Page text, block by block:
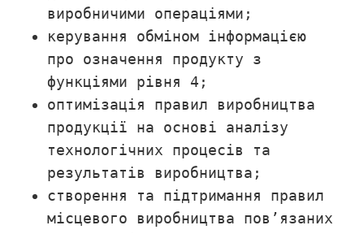
виробничими операціями;
керування обміном інформацією
про означення продукту з
функціями рівня 4;
оптимізація правил виробництва
продукції на основі аналізу
технологічних процесів та
результатів виробництва;
створення та підтримання правил
місцевого виробництва пов’язаних